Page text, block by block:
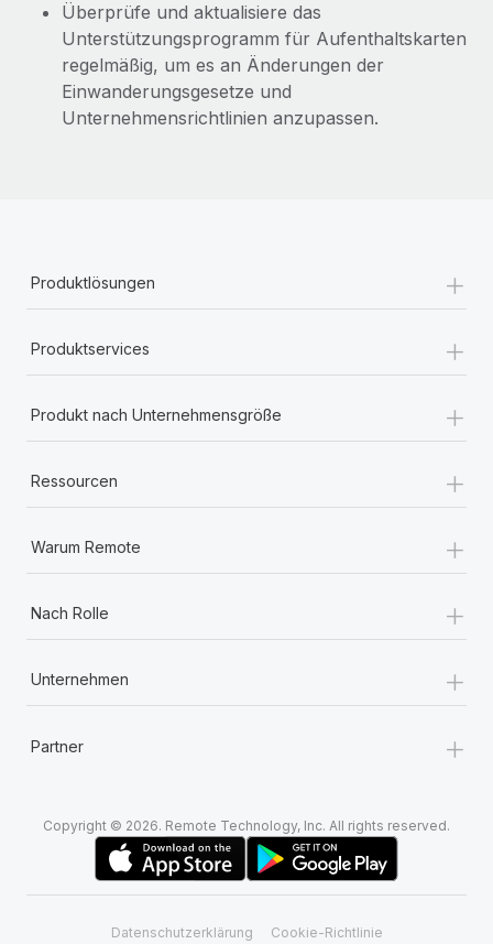
Überprüfe und aktualisiere das
Unterstützungsprogramm für Aufenthaltskarten
regelmäßig, um es an Änderungen der
Einwanderungsgesetze und
Unternehmensrichtlinien anzupassen.
Produktlösungen +
Produktservices +
Produkt nach Unternehmensgröße +
Ressourcen +
Warum Remote +
Nach Rolle +
Unternehmen +
Partner +
Copyright © 2026. Remote Technology, Inc. All rights reserved.
Datenschutzerklärung Cookie-Richtlinie